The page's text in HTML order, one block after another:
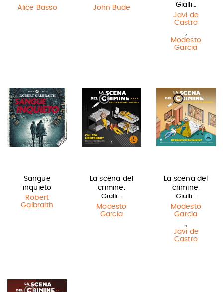
Alice Basso
John Bude
Gialli…
Javi de
Castro
,
Modesto
Garcia
Sangue
inquieto
Robert
Galbraith
La scena del
crimine.
Gialli…
Modesto
Garcia
La scena del
crimine.
Gialli…
Modesto
Garcia
,
Javi de
Castro